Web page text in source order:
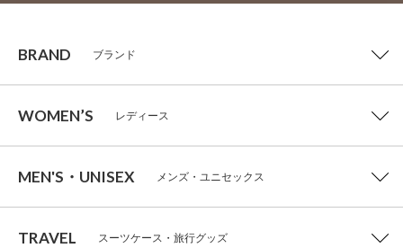
BRAND ブランド
WOMEN’S レディース
MEN'S・UNISEX メンズ・ユニセックス
TRAVEL スーツケース・旅行グッズ